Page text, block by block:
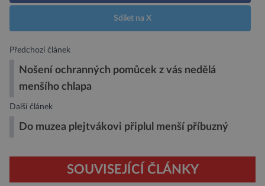
Sdílet na X
Předchozí článek
Nošení ochranných pomůcek z vás nedělá
menšího chlapa
Další článek
Do muzea plejtvákovi připlul menší příbuzný
SOUVISEJÍCÍ ČLÁNKY